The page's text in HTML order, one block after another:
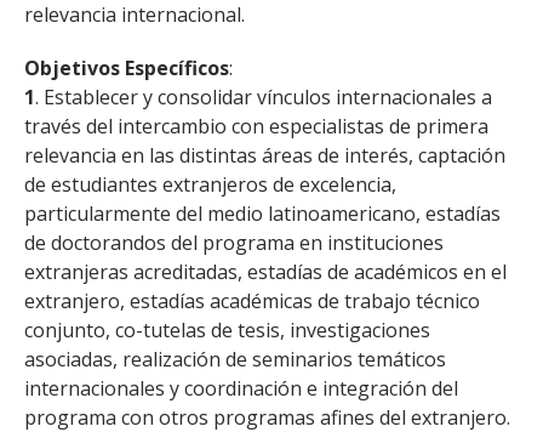
relevancia internacional.
Objetivos Específicos:
1. Establecer y consolidar vínculos internacionales a
través del intercambio con especialistas de primera
relevancia en las distintas áreas de interés, captación
de estudiantes extranjeros de excelencia,
particularmente del medio latinoamericano, estadías
de doctorandos del programa en instituciones
extranjeras acreditadas, estadías de académicos en el
extranjero, estadías académicas de trabajo técnico
conjunto, co-tutelas de tesis, investigaciones
asociadas, realización de seminarios temáticos
internacionales y coordinación e integración del
programa con otros programas afines del extranjero.